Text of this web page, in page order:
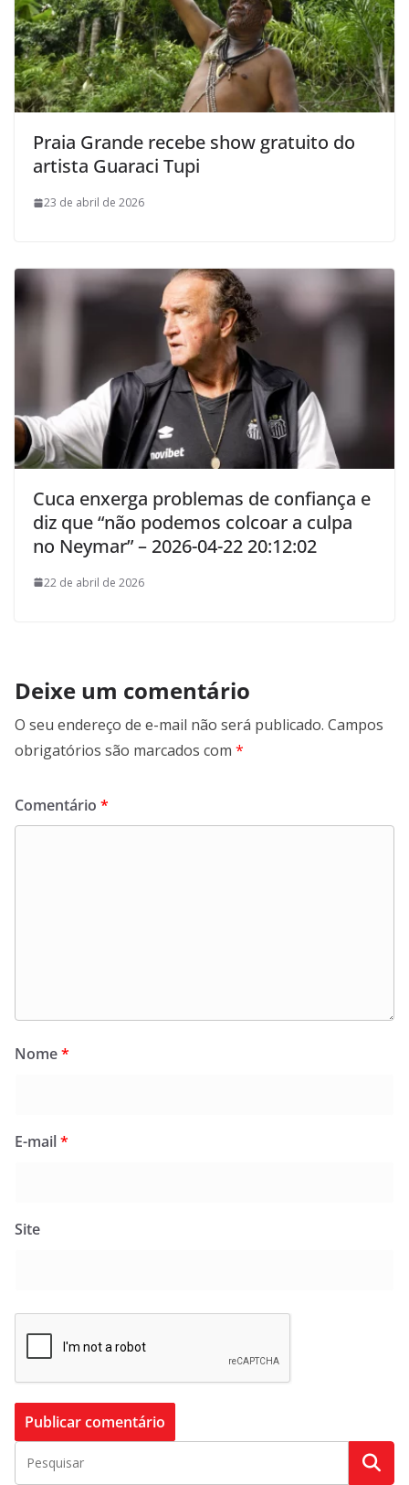
Praia Grande recebe show gratuito do
artista Guaraci Tupi
23 de abril de 2026
Cuca enxerga problemas de confiança e
diz que “não podemos colcoar a culpa
no Neymar” – 2026-04-22 20:12:02
22 de abril de 2026
Deixe um comentário
O seu endereço de e-mail não será publicado. Campos
obrigatórios são marcados com *
Comentário *
Nome*
E-mail*
Site